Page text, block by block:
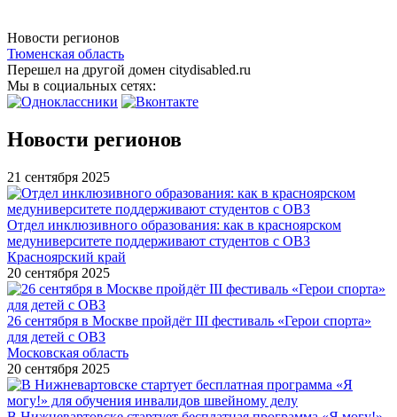
Новости регионов
Тюменская область
Перешел на другой домен citydisabled.ru
Мы в социальных сетях:
Новости регионов
21 сентября 2025
Отдел инклюзивного образования: как в красноярском
медуниверситете поддерживают студентов с ОВЗ
Красноярский край
20 сентября 2025
26 сентября в Москве пройдёт III фестиваль «Герои спорта»
для детей с ОВЗ
Московская область
20 сентября 2025